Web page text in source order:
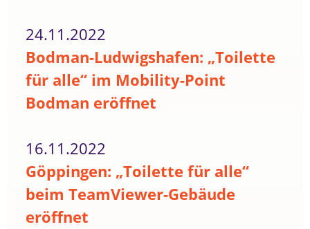
24.11.2022
Bodman-Ludwigshafen: „Toilette
für alle“ im Mobility-Point
Bodman eröffnet
16.11.2022
Göppingen: „Toilette für alle“
beim TeamViewer-Gebäude
eröffnet